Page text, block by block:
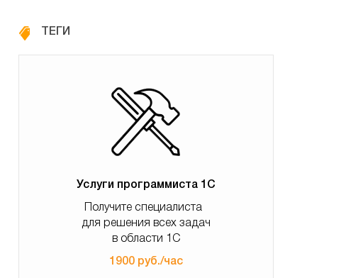
ТЕГИ
Услуги программиста 1С
Получите специалиста
для решения всех задач
в области 1С
1900 руб./час